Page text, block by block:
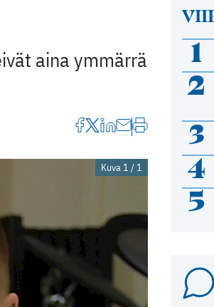
1
2
3
4
5
aina ymmärrä
Kuva 1 / 1